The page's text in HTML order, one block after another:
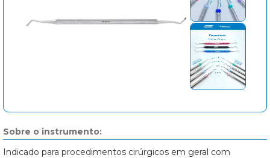
Sobre o instrumento:
Indicado para procedimentos cirúrgicos em geral com